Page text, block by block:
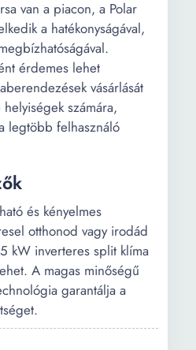
van a piacon, a Polar
a hatékonyságával,
érdemes lehet
vásárlását
számára,
legtöbb felhasználó
és kényelmes
otthonod vagy irodád
kW inverteres split klíma
A magas minőségű
garantálja a